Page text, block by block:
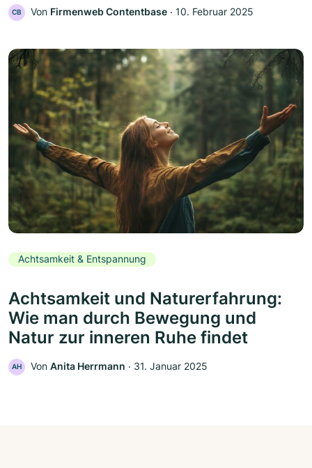
CB Von Firmenweb Contentbase ‧ 10. Februar 2025
Achtsamkeit & Entspannung
Achtsamkeit und Naturerfahrung:
Wie man durch Bewegung und
Natur zur inneren Ruhe findet
AH Von Anita Herrmann ‧ 31. Januar 2025